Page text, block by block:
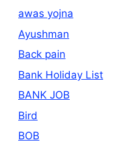
awas yojna
Ayushman
Back pain
Bank Holiday List
BANK JOB
Bird
BOB